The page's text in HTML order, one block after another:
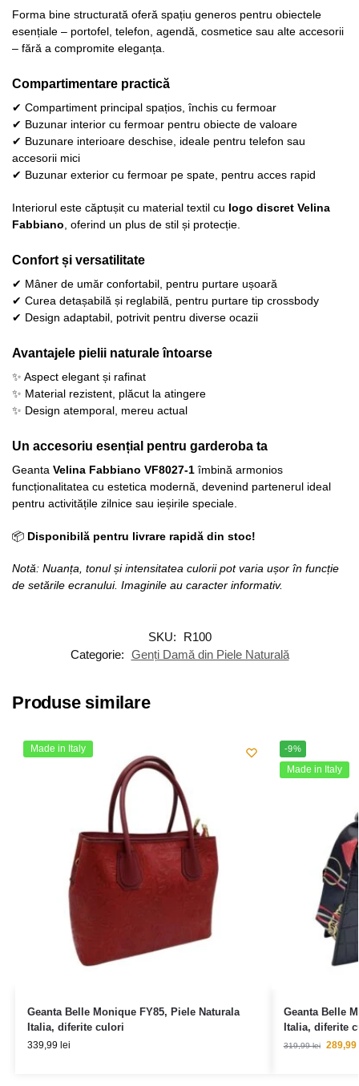
Forma bine structurată oferă spațiu generos pentru obiectele
esențiale – portofel, telefon, agendă, cosmetice sau alte accesorii
– fără a compromite eleganța.
Compartimentare practică
✔ Compartiment principal spațios, închis cu fermoar
✔ Buzunar interior cu fermoar pentru obiecte de valoare
✔ Buzunare interioare deschise, ideale pentru telefon sau
accesorii mici
✔ Buzunar exterior cu fermoar pe spate, pentru acces rapid
Interiorul este căptușit cu material textil cu logo discret Velina
Fabbiano , oferind un plus de stil și protecție.
Confort și versatilitate
✔ Mâner de umăr confortabil, pentru purtare ușoară
✔ Curea detașabilă și reglabilă, pentru purtare tip crossbody
✔ Design adaptabil, potrivit pentru diverse ocazii
Avantajele pielii naturale întoarse
✨ Aspect elegant și rafinat
✨ Material rezistent, plăcut la atingere
✨ Design atemporal, mereu actual
Un accesoriu esențial pentru garderoba ta
Geanta Velina Fabbiano VF8027-1îmbină armonios
funcționalitatea cu estetica modernă, devenind partenerul ideal
pentru activitățile zilnice sau ieșirile speciale.
📦 Disponibilă pentru livrare rapidă din stoc!
Notă: Nuanța, tonul și intensitatea culorii pot varia ușor în funcție
de setările ecranului. Imaginile au caracter informativ.
SKU:
R100
Categorie: Genți Damă din Piele Naturală
Produse similare
Made in Italy
Geanta Belle Monique FY85, Piele Naturala
Italia, diferite culori
339,99 lei
-9%
Made in Italy
Geanta Belle
Italia, diferite
319,99lei 289,99